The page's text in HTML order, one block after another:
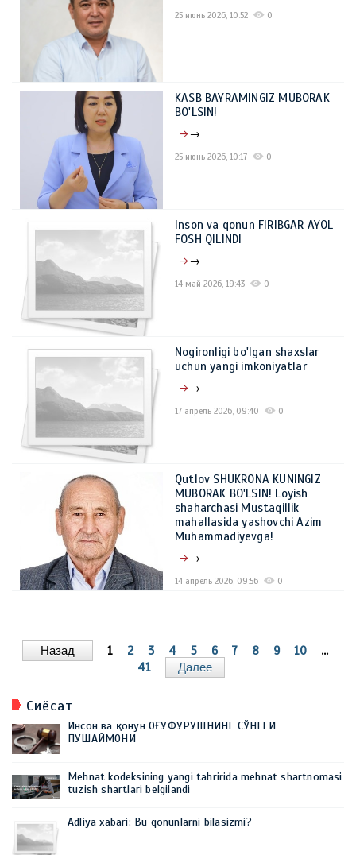
25 июнь 2026, 10:52 0
KASB BAYRAMINGIZ MUBORAK
BO'LSIN!
→
25 июнь 2026, 10:17 0
Inson va qonun FIRIBGAR AYOL
FOSH QILINDI
→
14 май 2026, 19:43 0
Nogironligi bo'lgan shaxslar
uchun yangi imkoniyatlar
→
17 апрель 2026, 09:40 0
Qutlov SHUKRONA KUNINGIZ
MUBORAK BO'LSIN! Loyish
shaharchasi Mustaqillik
mahallasida yashovchi Azim
Muhammadiyevga!
→
14 апрель 2026, 09:56 0
Назад 1 2 3 4 5 6 7 8 9 10
...
41
Далее
Сиёсат
Инсон ва қонун ОҒУФУРУШНИНГ СЎНГГИ
ПУШАЙМОНИ
Mehnat kodeksining yangi tahririda mehnat shartnomasi
tuzish shartlari belgilandi
Adliya xabari: Bu qonunlarni bilasizmi?